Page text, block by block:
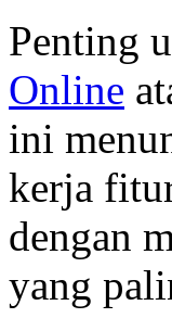
Penting
Online
ini
kerja
dengan
yang